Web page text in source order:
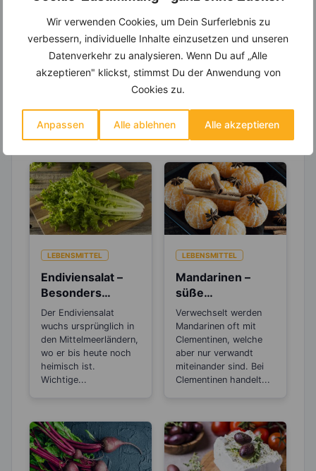
Wir verwenden Cookies, um Dein Surferlebnis zu
verbessern, individuelle Inhalte einzusetzen und unseren
Datenverkehr zu analysieren. Wenn Du auf „Alle
akzeptieren" klickst, stimmst Du der Anwendung von
Cookies zu.
Anpassen Alle ablehnen Alle akzeptieren
-Mitgliedschaft und erhalte
viele hilfreiche und zeitsparende Möglichkeiten,
um Deine Ernährung optimal zu gestalten.
Erfahre mehr über die Zutaten
dieses Rezepts
LEBENSMITTEL
Endiviensalat –
Besonders
wichtig in der
Schwangerschaft
Der Endiviensalat
wuchs ursprünglich in
den Mittelmeerländern,
wo er bis heute noch
heimisch ist.
Wichtige...
LEBENSMITTEL
Mandarinen –
süße
Herbstfrüchte
Verwechselt werden
Mandarinen oft mit
Clementinen, welche
aber nur verwandt
miteinander sind. Bei
Clementinen handelt...